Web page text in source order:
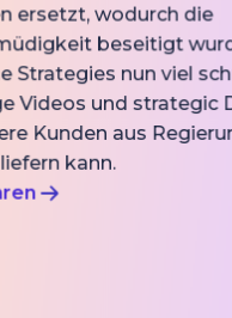
ersetzt, wodurch die
beseitigt
Strategies nun viel
Videos und strategic
Kunden aus
kann.